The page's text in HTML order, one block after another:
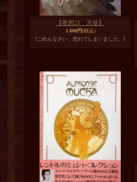
【夜想21 天使】
1,000円(税込)
[ごめんなさい。売れてしまいました。]